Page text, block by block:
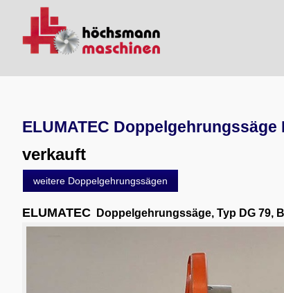
ELUMATEC Doppelgehrungssäge
verkauft
weitere Doppelgehrungssägen
ELUMATEC Doppelgehrungssäge, Typ DG 79,